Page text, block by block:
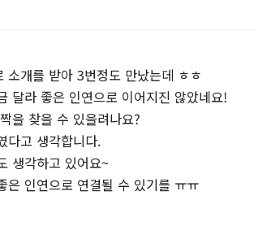
소개를 받아 3번정도 만났는데 ㅎㅎ
달라 좋은 인연으로 이어지진 않았네요!
을 찾을 수 있을려나요?
다고 생각합니다.
생각하고 있어요~
은 인연으로 연결될 수 있기를 ㅠㅠ